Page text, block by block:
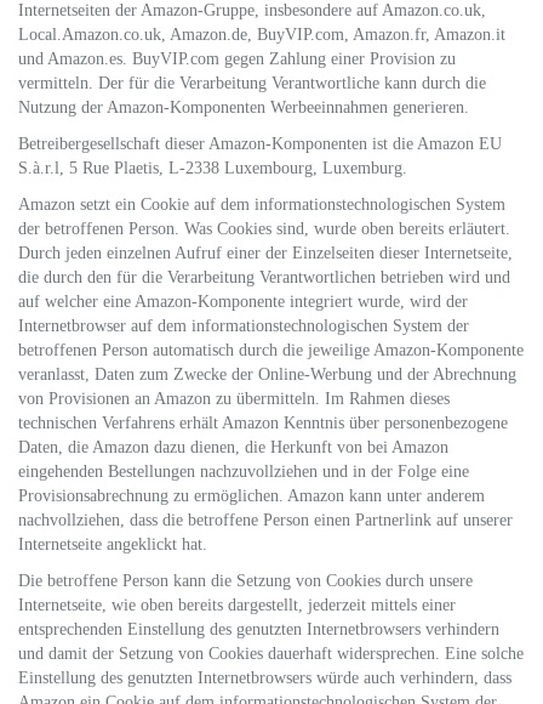
Internetseiten der Amazon-Gruppe, insbesondere auf Amazon.co.uk,
Local.Amazon.co.uk, Amazon.de, BuyVIP.com, Amazon.fr, Amazon.it
und Amazon.es. BuyVIP.com gegen Zahlung einer Provision zu
vermitteln. Der für die Verarbeitung Verantwortliche kann durch die
Nutzung der Amazon-Komponenten Werbeeinnahmen generieren.
Betreibergesellschaft dieser Amazon-Komponenten ist die Amazon EU
S.à.r.l, 5 Rue Plaetis, L-2338 Luxembourg, Luxemburg.
Amazon setzt ein Cookie auf dem informationstechnologischen System
der betroffenen Person. Was Cookies sind, wurde oben bereits erläutert.
Durch jeden einzelnen Aufruf einer der Einzelseiten dieser Internetseite,
die durch den für die Verarbeitung Verantwortlichen betrieben wird und
auf welcher eine Amazon-Komponente integriert wurde, wird der
Internetbrowser auf dem informationstechnologischen System der
betroffenen Person automatisch durch die jeweilige Amazon-Komponente
veranlasst, Daten zum Zwecke der Online-Werbung und der Abrechnung
von Provisionen an Amazon zu übermitteln. Im Rahmen dieses
technischen Verfahrens erhält Amazon Kenntnis über personenbezogene
Daten, die Amazon dazu dienen, die Herkunft von bei Amazon
eingehenden Bestellungen nachzuvollziehen und in der Folge eine
Provisionsabrechnung zu ermöglichen. Amazon kann unter anderem
nachvollziehen, dass die betroffene Person einen Partnerlink auf unserer
Internetseite angeklickt hat.
Die betroffene Person kann die Setzung von Cookies durch unsere
Internetseite, wie oben bereits dargestellt, jederzeit mittels einer
entsprechenden Einstellung des genutzten Internetbrowsers verhindern
und damit der Setzung von Cookies dauerhaft widersprechen. Eine solche
Einstellung des genutzten Internetbrowsers würde auch verhindern, dass